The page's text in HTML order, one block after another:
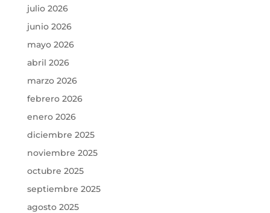
julio 2026
junio 2026
mayo 2026
abril 2026
marzo 2026
febrero 2026
enero 2026
diciembre 2025
noviembre 2025
octubre 2025
septiembre 2025
agosto 2025